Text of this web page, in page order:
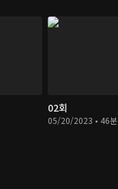
02회
05/20/2023 • 46분